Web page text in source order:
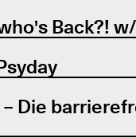
Back?!
– Die